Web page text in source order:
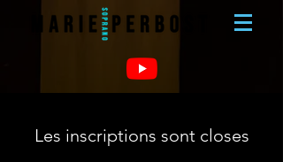
Les inscriptions sont closes